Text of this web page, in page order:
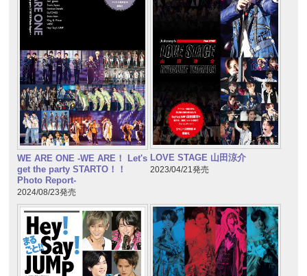
WE ARE ONE -WE ARE！ Let's
get the party STARTO！！
Photo Report-
2024/08/23発売
LOVE STAGE 山田涼介
2023/04/21発売